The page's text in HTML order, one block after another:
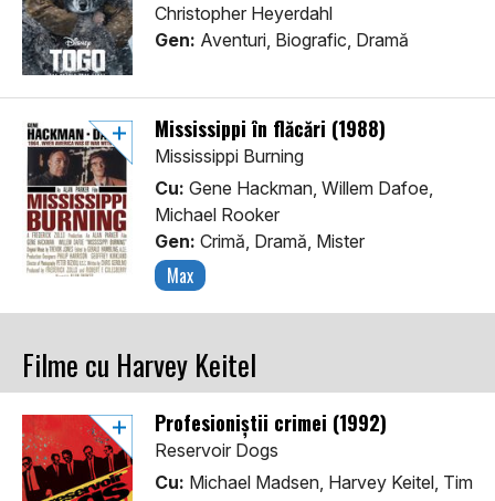
Christopher Heyerdahl
Gen: Aventuri, Biografic, Dramă
Mississippi în flăcări (1988)
Mississippi Burning
Cu: Gene Hackman, Willem Dafoe,
Michael Rooker
Gen: Crimă, Dramă, Mister
Max
Filme cu Harvey Keitel
Profesioniștii crimei (1992)
Reservoir Dogs
Cu: Michael Madsen, Harvey Keitel, Tim